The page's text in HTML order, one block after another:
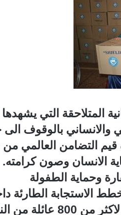
المتلاحقة التي
والانساني بالوقوف
التضامن العالمي من
الانسان وصون كرامته.
وحماية الطفولة
الاستجابة الطارئة
تقدم مساعدات حيوية